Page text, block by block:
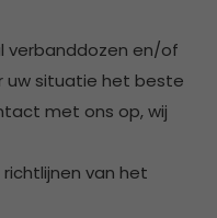
verbanddozen en/of
uw situatie het beste
met ons op, wij
van het